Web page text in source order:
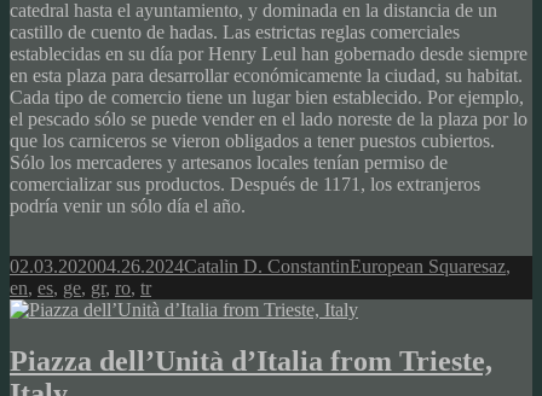
catedral hasta el ayuntamiento, y dominada en la distancia de un
castillo de cuento de hadas. Las estrictas reglas comerciales
establecidas en su día por Henry Leul han gobernado desde siempre
en esta plaza para desarrollar económicamente la ciudad, su habitat.
Cada tipo de comercio tiene un lugar bien establecido. Por ejemplo,
el pescado sólo se puede vender en el lado noreste de la plaza por lo
que los carniceros se vieron obligados a tener puestos cubiertos.
Sólo los mercaderes y artesanos locales tenían permiso de
comercializar sus productos. Después de 1171, los extranjeros
podría venir un sólo día el año.
Posted
on
02.03.202004.26.2024Author
Catalin D. ConstantinCategories
European SquaresTags
az,
en, es, ge, gr, ro, tr
Piazza dell’Unità d’Italia from Trieste,